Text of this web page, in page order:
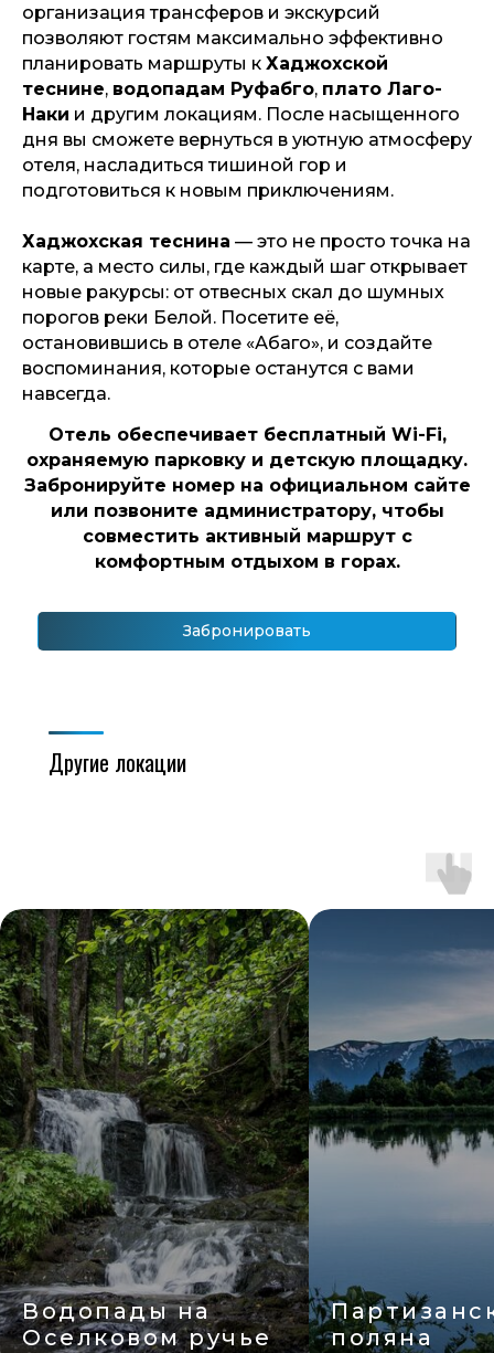
организация трансферов и экскурсий
позволяют гостям максимально эффективно
планировать маршруты к Хаджохской
теснине, водопадам Руфабго, плато Лаго-
Наки и другим локациям. После насыщенного
дня вы сможете вернуться в уютную атмосферу
отеля, насладиться тишиной гор и
подготовиться к новым приключениям.
Хаджохская теснина — это не просто точка на
карте, а место силы, где каждый шаг открывает
новые ракурсы: от отвесных скал до шумных
порогов реки Белой. Посетите её,
остановившись в отеле «Абаго», и создайте
воспоминания, которые останутся с вами
навсегда.
Отель обеспечивает бесплатный Wi-Fi,
охраняемую парковку и детскую площадку.
Забронируйте номер на официальном сайте
или позвоните администратору, чтобы
совместить активный маршрут с
комфортным отдыхом в горах.
Забронировать
Другие локации
Водопады на
Оселковом ручье
поляна